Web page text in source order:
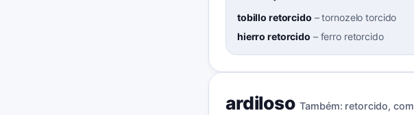
tobillo retorcido –tornozelo torcido
hierro retorcido – ferro retorcido
ardiloso Também: retorcido,